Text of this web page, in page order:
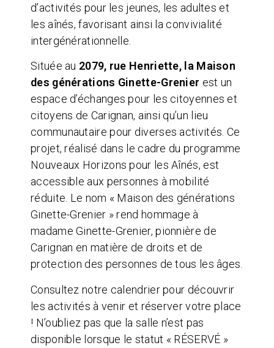
d’activités pour les jeunes, les adultes et
les aînés, favorisant ainsi la convivialité
intergénérationnelle.
Située au 2079, rue Henriette, la Maison
des générations Ginette-Grenier est un
espace d’échanges pour les citoyennes et
citoyens de Carignan, ainsi qu’un lieu
communautaire pour diverses activités. Ce
projet, réalisé dans le cadre du programme
Nouveaux Horizons pour les Aînés, est
accessible aux personnes à mobilité
réduite. Le nom « Maison des générations
Ginette-Grenier » rend hommage à
madame Ginette-Grenier, pionnière de
Carignan en matière de droits et de
protection des personnes de tous les âges.
Consultez notre calendrier pour découvrir
les activités à venir et réserver votre place
! N’oubliez pas que la salle n’est pas
disponible lorsque le statut « RÉSERVÉ »